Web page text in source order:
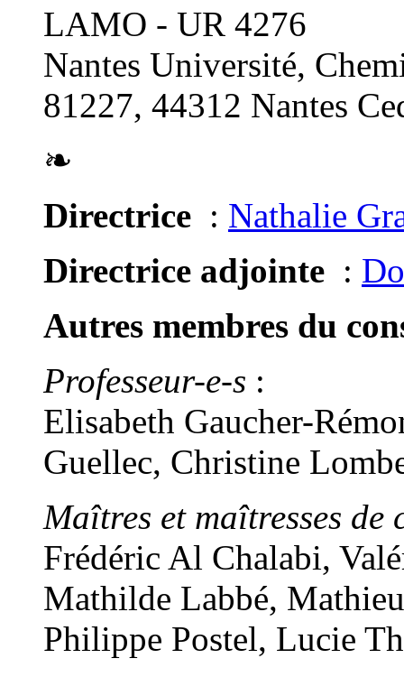
LAMO - UR 4276
Nantes Université,
81227, 44312 Nantes
❧
Directrice : Nathalie
Directrice adjointe :
Autres membres du
Professeur-e-s :
Elisabeth Gaucher-
Guellec, Christine
Maîtres et maîtresses de
Frédéric Al Chalabi,
Mathilde Labbé,
Philippe Postel, Lucie